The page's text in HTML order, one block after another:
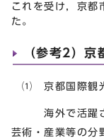
これを受け，京都
た。
（参考2）京
⑴ 京都国際観光
海外で活躍され
芸術・産業等の分